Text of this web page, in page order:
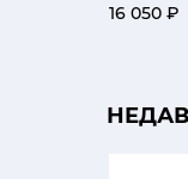
16 050 ₽